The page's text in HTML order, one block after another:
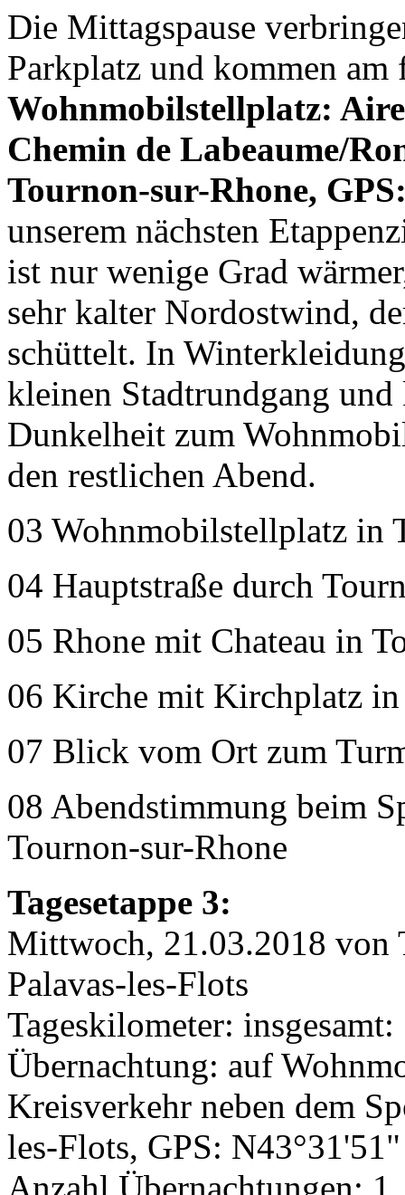
Die Mittagspause
Parkplatz und kommen
Wohnmobilstellplatz:
Chemin de Labeaume/
Tournon-sur-Rhone,
unserem nächsten
ist nur wenige Grad
sehr kalter Nordostwind,
schüttelt. In
kleinen Stadtrundgang und
Dunkelheit zum
den restlichen Abend.
03 Wohnmobilstellplatz in
04 Hauptstraße durch
05 Rhone mit Chateau in
06 Kirche mit Kirchplatz in
07 Blick vom Ort zum
08 Abendstimmung beim
Tournon-sur-Rhone
Tagesetappe 3:
Mittwoch, 21.03.2018 von
Palavas-les-Flots
Tageskilometer:
Übernachtung: auf
Kreisverkehr neben dem
les-Flots, GPS: